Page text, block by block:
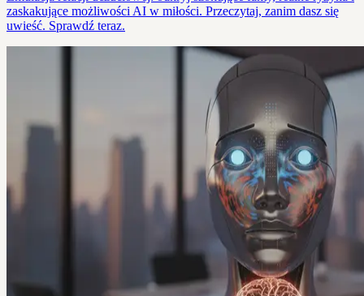
zaskakujące możliwości AI w miłości. Przeczytaj, zanim dasz się
uwieść. Sprawdź teraz.